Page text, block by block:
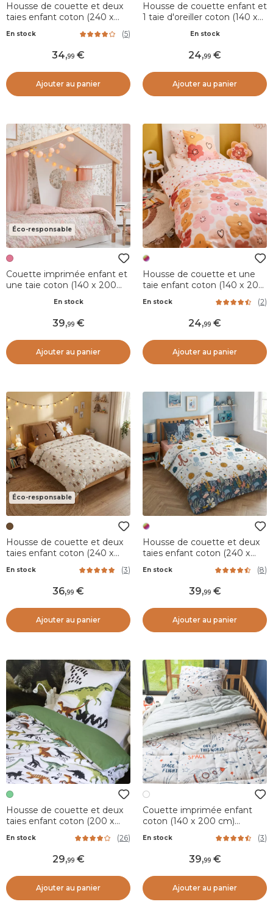
Housse de couette et deux
taies enfant coton (240 x
En stock (5)
34,99
Ajouter au panier
Housse de couette enfant et
1 taie d'oreiller coton (140 x
En stock
24,99
Ajouter au panier
Éco-responsable
Couette imprimée enfant et
une taie coton (140 x 200
En stock
39,99
Ajouter au panier
Housse de couette et une
taie enfant coton (140 x 200
En stock (2)
24,99
Ajouter au panier
Éco-responsable
Housse de couette et deux
taies enfant coton (240 x
En stock (3)
36,99
Ajouter au panier
Housse de couette et deux
taies enfant coton (240 x
220 cm) Octopia Multicolore
En stock (8)
39,99
Ajouter au panier
Housse de couette et deux
taies enfant coton (200 x
En stock (26)
29,99
Ajouter au panier
Couette imprimée enfant
coton (140 x 200 cm)
En stock (3)
39,99
Ajouter au panier